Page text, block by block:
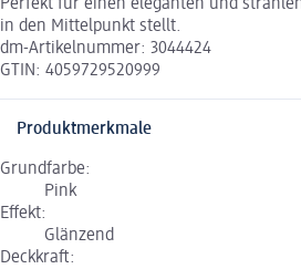
Perfekt für einen eleganten und
in den Mittelpunkt stellt.
dm-Artikelnummer: 3044424
GTIN: 4059729520999
Produktmerkmale
Grundfarbe:
Pink
Effekt:
Glänzend
Deckkraft: